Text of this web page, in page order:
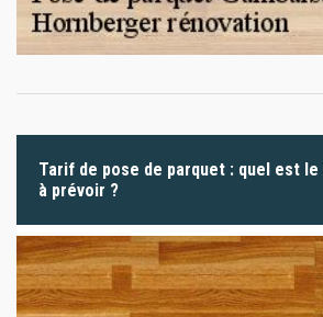
Tarif de pose de parquet : quel est le
à prévoir ?